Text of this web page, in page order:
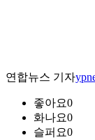
연합뉴스 기자
좋아요0
화나요0
슬퍼요0